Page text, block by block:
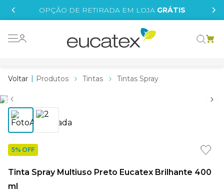
OPÇÃO DE RETIRADA EM LOJA GRÁTIS
Produtos Tintas Tintas Spray
5% OFF
Tinta Spray Multiuso Preto Eucatex Brilhante 400
ml
tinta